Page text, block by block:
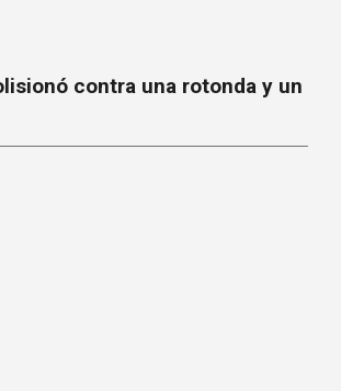
contra una rotonda y un